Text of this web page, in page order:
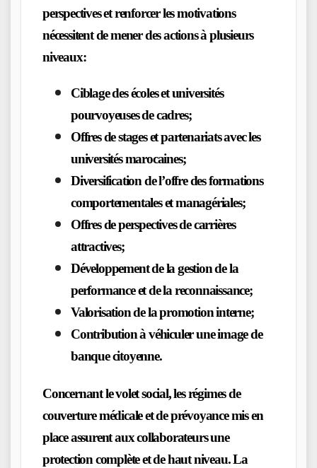
perspectives et renforcer les motivations
nécessitent de mener des actions à plusieurs
niveaux:
Ciblage des écoles et universités
pourvoyeuses de cadres;
Offres de stages et partenariats avec les
universités marocaines;
Diversification de l’offre des formations
comportementales et managériales;
Offres de perspectives de carrières
attractives;
Développement de la gestion de la
performance et de la reconnaissance;
Valorisation de la promotion interne;
Contribution à véhiculer une image de
banque citoyenne.
Concernant le volet social, les régimes de
couverture médicale et de prévoyance mis en
place assurent aux collaborateurs une
protection complète et de haut niveau. La